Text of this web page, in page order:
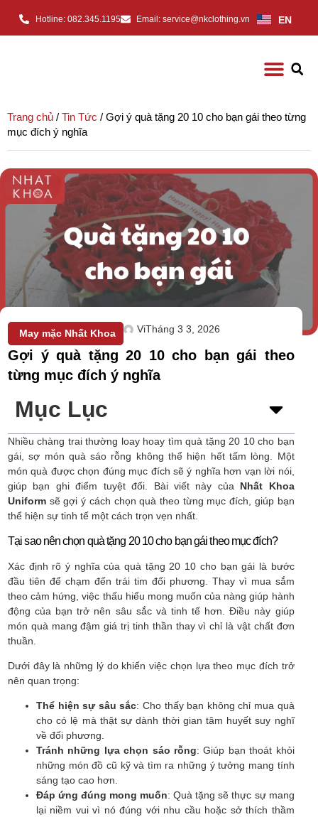
Hotline: 082.345.1195 Email: service@nkclothing.vn EN
Trang chủ / Tin Tức / Gợi ý quà tặng 20 10 cho bạn gái theo từng
mục đích ý nghĩa
May mặc Nhất Khoa ViTháng 3 3, 2026
Gợi ý quà tặng 20 10 cho bạn gái theo
từng mục đích ý nghĩa
Mục Lục
Nhiều chàng trai thường loay hoay tìm quà tặng 20 10 cho bạn
gái, sợ món quà sáo rỗng không thể hiện hết tấm lòng. Một
món quà được chọn đúng mục đích sẽ ý nghĩa hơn vạn lời nói,
giúp bạn ghi điểm tuyệt đối. Bài viết này của Nhất Khoa
Uniform sẽ gợi ý cách chọn quà theo từng mục đích, giúp bạn
thể hiện sự tinh tế một cách trọn vẹn nhất.
Tại sao nên chọn quà tặng 20 10 cho bạn gái theo mục đích?
Xác định rõ ý nghĩa của quà tặng 20 10 cho bạn gái là bước
đầu tiên để chạm đến trái tim đối phương. Thay vì mua sắm
theo cảm hứng, việc thấu hiểu mong muốn của nàng giúp hành
động của bạn trở nên sâu sắc và tinh tế hơn. Điều này giúp
món quà mang đậm giá trị tinh thần thay vì chỉ là vật chất đơn
thuần.
Dưới đây là những lý do khiến việc chọn lựa theo mục đích trở
nên quan trọng:
Thể hiện sự sâu sắc: Cho thấy bạn không chỉ mua quà
cho có lệ mà thật sự dành thời gian tâm huyết suy nghĩ
về đối phương.
Tránh những lựa chọn sáo rỗng: Giúp bạn thoát khỏi
những món đồ cũ kỹ và tìm ra những ý tưởng mang tính
sáng tạo cao hơn.
Đáp ứng đúng mong muốn: Quà tặng sẽ thực sự mang
lại niềm vui vì nó đúng với nhu cầu hoặc sở thích thầm